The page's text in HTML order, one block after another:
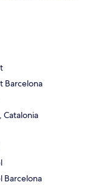
Barcelona
Catalonia
Barcelona